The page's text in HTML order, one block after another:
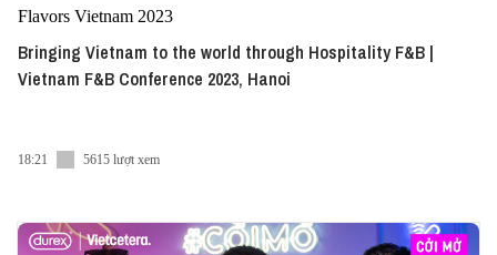
Flavors Vietnam 2023
Bringing Vietnam to the world through Hospitality F&B |
Vietnam F&B Conference 2023, Hanoi
18:21 5615 lượt xem